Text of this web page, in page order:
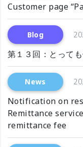
Customer page
Blog
第１３回：とって
News
Notification on
Remittance
remittance fee